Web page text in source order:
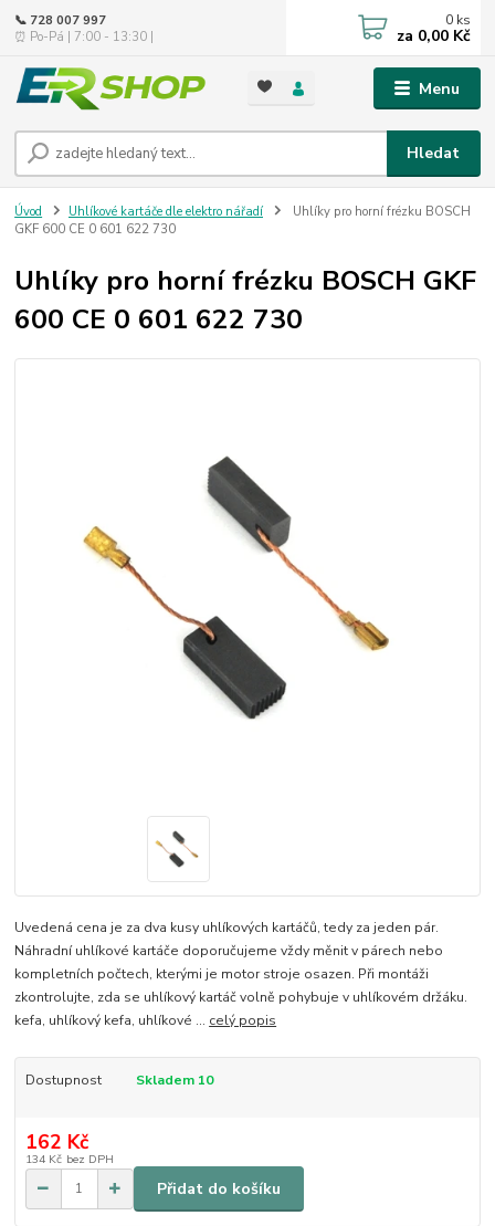
Menu
Hledat
📞 728 007 997
⏰ Po-Pá | 7:00 - 13:30 |
0 ks
za 0,00 Kč
Úvod Uhlíkové kartáče dle elektro nářadí
Uhlíky pro horní frézku BOSCH
GKF 600 CE 0 601 622 730
Uhlíky pro horní frézku BOSCH GKF
600 CE 0 601 622 730
Uvedená cena je za dva kusy uhlíkových kartáčů, tedy za jeden pár.
Náhradní uhlíkové kartáče doporučujeme vždy měnit v párech nebo
kompletních počtech, kterými je motor stroje osazen. Při montáži
zkontrolujte, zda se uhlíkový kartáč volně pohybuje v uhlíkovém držáku.
kefa, uhlíkový kefa, uhlíkové ... celý popis
Dostupnost Skladem 10
162 Kč
134 Kč bez DPH
Přidat do košíku